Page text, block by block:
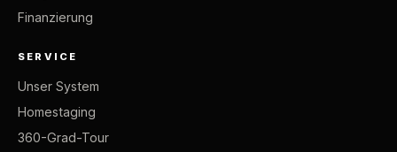
Finanzierung
SERVICE
Unser System
Homestaging
360-Grad-Tour